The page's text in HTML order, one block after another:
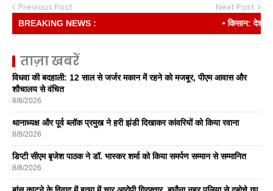
Previous Post Next Post
BREAKING NEWS : • किसान: देश की रीढ़
ताज़ा खबरें
विधवा की बदहाली: 12 साल से जर्जर मकान में रहने को मजबूर, पीएम आवास और
शौचालय से वंचित
8/8/2026
थानाध्यक्ष और पूर्व ब्लॉक प्रमुख ने हरी झंडी दिखाकर कांवरियों को किया रवाना
8/8/2026
डिप्टी सीएम बृजेश पाठक ने डॉ. भास्कर शर्मा को किया समर्पण सम्मान से सम्मानित
8/8/2026